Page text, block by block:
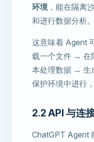
环境，能在隔离
和进行数据分析。
这意味着 Agent
载一个文件 → 在
本处理数据 → 生
保护环境中进行
2.2 API 与连
ChatGPT Agent